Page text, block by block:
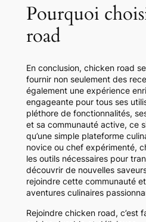
Pourquoi
road
En conclusion, chicken road
fournir non seulement des
également une expérience
engageante pour tous ses
pléthore de fonctionnalités,
et sa communauté active, ce
qu’une simple plateforme
novice ou chef expérimenté,
les outils nécessaires pour
découvrir de nouvelles
rejoindre cette communauté
aventures culinaires
Rejoindre chicken road, c’est